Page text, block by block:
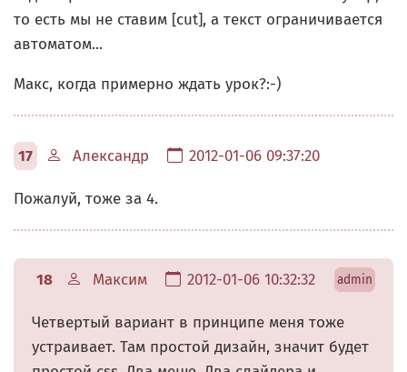
то есть мы не ставим [cut], а текст ограничивается
автоматом...
Макс, когда примерно ждать урок?:-)
17 Александр 2012-01-06 09:37:20
Пожалуй, тоже за 4.
18 Максим 2012-01-06 10:32:32 admin
Четвертый вариант в принципе меня тоже
устраивает. Там простой дизайн, значит будет